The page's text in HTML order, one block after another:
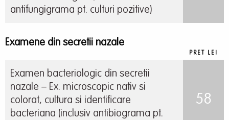
antifungigrama pt. culturi pozitive)
Examene din secretii nazale
PRET LEI
Examen bacteriologic din secretii
nazale – Ex. microscopic nativ si
colorat, cultura si identificare
bacteriana (inclusiv antibiograma pt.
58